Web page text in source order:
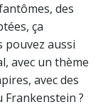
des
ça
aussi
avec un thème
avec des
Frankenstein ?